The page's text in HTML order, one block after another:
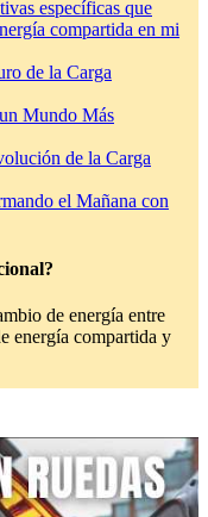
específicas que
compartida en mi
de la Carga
Mundo Más
de la Carga
el Mañana con
de energía entre
energía compartida y